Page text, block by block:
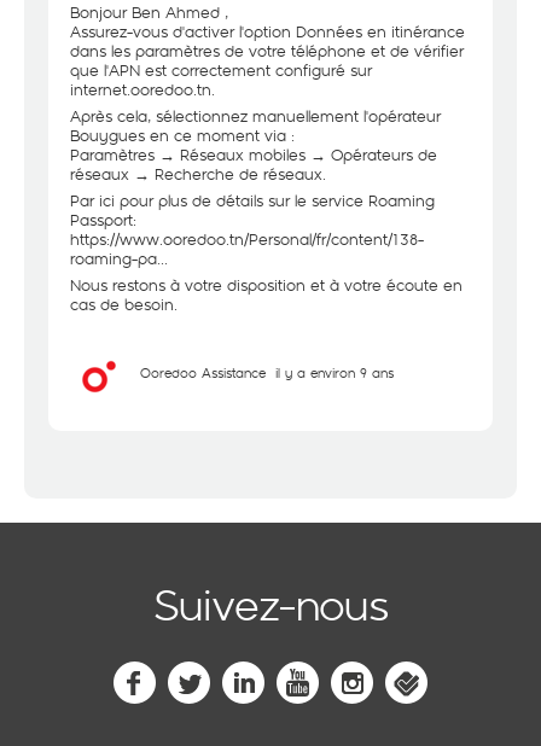
Bonjour Ben Ahmed ,
Assurez-vous d'activer l'option Données en itinérance
dans les paramètres de votre téléphone et de vérifier
que l'APN est correctement configuré sur
internet.ooredoo.tn.
Après cela, sélectionnez manuellement l'opérateur
Bouygues en ce moment via :
Paramètres → Réseaux mobiles → Opérateurs de
réseaux → Recherche de réseaux.
Par ici pour plus de détails sur le service Roaming
Passport:
https://www.ooredoo.tn/Personal/fr/content/138-
roaming-pa...
Nous restons à votre disposition et à votre écoute en
cas de besoin.
Ooredoo Assistance il y a environ 9 ans
Suivez-nous